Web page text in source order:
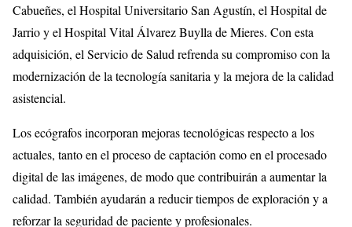
Cabueñes, el Hospital Universitario San Agustín, el Hospital de
Jarrio y el Hospital Vital Álvarez Buylla de Mieres. Con esta
adquisición, el Servicio de Salud refrenda su compromiso con la
modernización de la tecnología sanitaria y la mejora de la calidad
asistencial.
Los ecógrafos incorporan mejoras tecnológicas respecto a los
actuales, tanto en el proceso de captación como en el procesado
digital de las imágenes, de modo que contribuirán a aumentar la
calidad. También ayudarán a reducir tiempos de exploración y a
reforzar la seguridad de paciente y profesionales.